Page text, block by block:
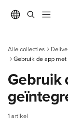
Alle collecties
Gebruik de app
Gebruik
1 artikel